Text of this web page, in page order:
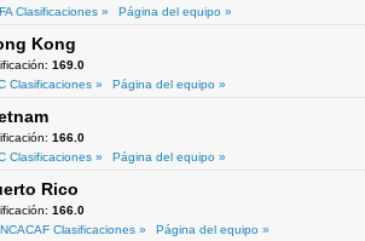
Clasificaciones »
Página del equipo »
Kong
169.0
Clasificaciones »
Página del equipo »
166.0
Clasificaciones »
Página del equipo »
Rico
166.0
Clasificaciones »
Página del equipo »